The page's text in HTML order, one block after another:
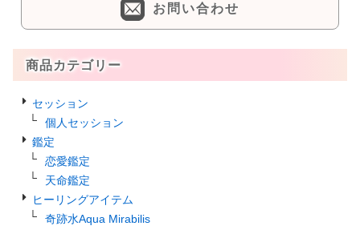
お問い合わせ
商品カテゴリー
セッション
個人セッション
鑑定
恋愛鑑定
天命鑑定
ヒーリングアイテム
奇跡水Aqua Mirabilis